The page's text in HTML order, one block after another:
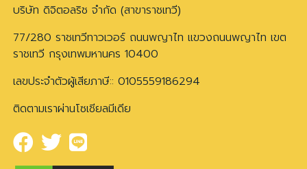
บริษัท ดิจิตอลริช จำกัด (สาขาราชเทวี)
77/280 ราชเทวีทาวเวอร์ ถนนพญาไท แขวงถนนพญาไท เขต
ราชเทวี กรุงเทพมหานคร 10400
เลขประจำตัวผู้เสียภาษี:: 0105559186294
ติดตามเราผ่านโซเชียลมีเดีย